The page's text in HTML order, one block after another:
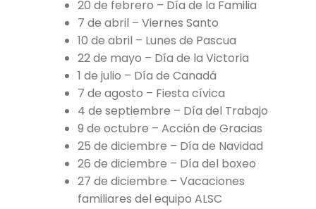
20 de febrero – Día de la Familia
7 de abril – Viernes Santo
10 de abril – Lunes de Pascua
22 de mayo – Día de la Victoria
1 de julio – Día de Canadá
7 de agosto – Fiesta cívica
4 de septiembre – Día del Trabajo
9 de octubre – Acción de Gracias
25 de diciembre – Día de Navidad
26 de diciembre – Día del boxeo
27 de diciembre – Vacaciones
familiares del equipo ALSC